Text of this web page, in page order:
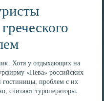
Хотя у отдыхающих на
«Нева» российских
гостиницы, проблем с их
считают туроператοры.